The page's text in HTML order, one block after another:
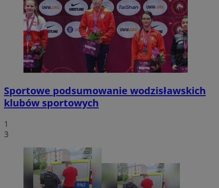
Sportowe podsumowanie wodzisławskich
klubów sportowych
1
3